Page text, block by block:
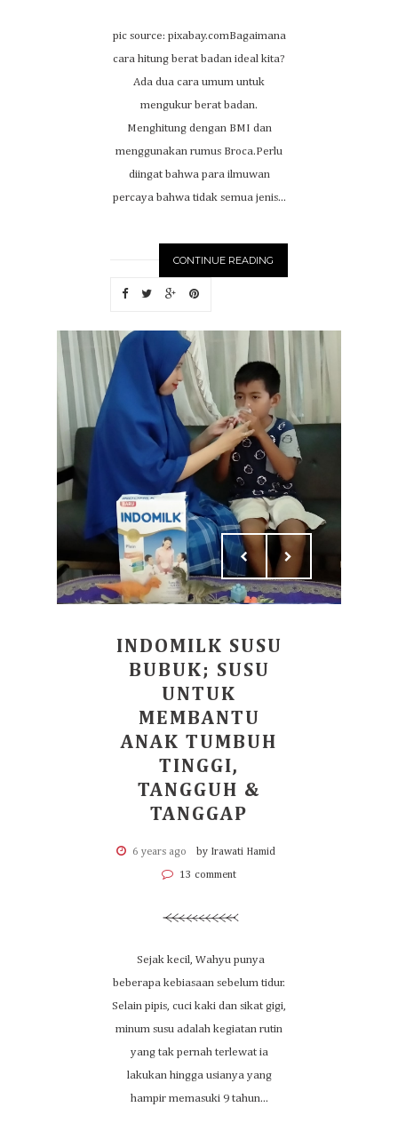
pic source: pixabay.comBagaimana
cara hitung berat badan ideal kita?
Ada dua cara umum untuk
mengukur berat badan.
Menghitung dengan BMI dan
menggunakan rumus Broca.Perlu
diingat bahwa para ilmuwan
percaya bahwa tidak semua jenis...
CONTINUE READING
INDOMILK SUSU
BUBUK; SUSU
UNTUK
MEMBANTU
ANAK TUMBUH
TINGGI,
TANGGUH &
TANGGAP
6 years ago by Irawati Hamid
13 comment
Sejak kecil, Wahyu punya
beberapa kebiasaan sebelum tidur.
Selain pipis, cuci kaki dan sikat gigi,
minum susu adalah kegiatan rutin
yang tak pernah terlewat ia
lakukan hingga usianya yang
hampir memasuki 9 tahun...